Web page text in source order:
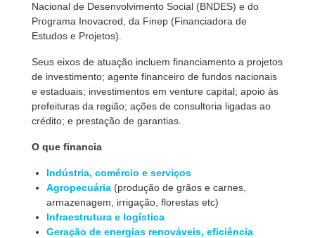
Nacional de Desenvolvimento Social (BNDES) e do
Programa Inovacred, da Finep (Financiadora de
Estudos e Projetos).
Seus eixos de atuação incluem financiamento a projetos
de investimento; agente financeiro de fundos nacionais
e estaduais; investimentos em venture capital; apoio às
prefeituras da região; ações de consultoria ligadas ao
crédito; e prestação de garantias.
O que financia
Indústria, comércio e serviços
Agropecuária (produção de grãos e carnes,
armazenagem, irrigação, florestas etc)
Infraestrutura e logística
Geração de energias renováveis, eficiência